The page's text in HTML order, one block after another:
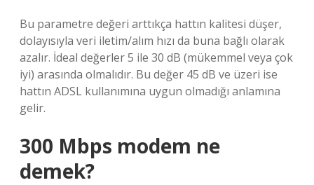
Bu parametre değeri arttıkça hattın kalitesi düşer,
dolayısıyla veri iletim/alım hızı da buna bağlı olarak
azalır. İdeal değerler 5 ile 30 dB (mükemmel veya çok
iyi) arasında olmalıdır. Bu değer 45 dB ve üzeri ise
hattın ADSL kullanımına uygun olmadığı anlamına
gelir.
300 Mbps modem ne
demek?